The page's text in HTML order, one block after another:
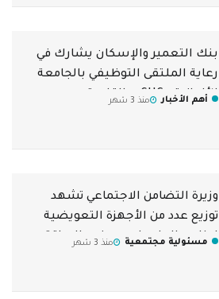
بنك التعمير والإسكان يشارك في
رعاية الملتقى التوظيفي بالجامعة
الألمانية «GUC» بالقاهرة
أهم الأخبار منذ 3 شهر
وزيرة التضامن الاجتماعي تشهد
توزيع عدد من الأجهزة التعويضية
لطلاب الجامعات من ذوي الإعاقة
مسئولية مجتمعية منذ 3 شهر